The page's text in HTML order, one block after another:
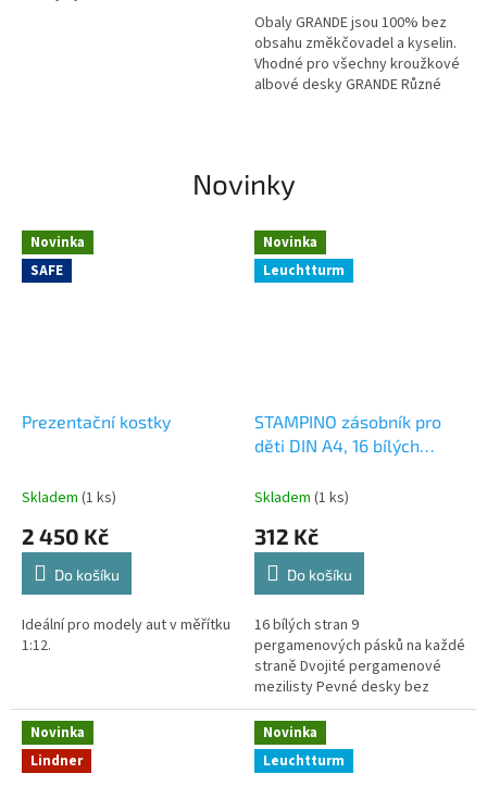
Obaly GRANDE jsou 100% bez
obsahu změkčovadel a kyselin.
Vhodné pro všechny kroužkové
albové desky GRANDE Různé
Novinky
Novinka
SAFE
Prezentační kostky
Skladem (1 ks)
2 450 Kč
Do košíku
Ideální pro modely aut v měřítku
1:12.
Novinka
Leuchtturm
STAMPINO zásobník pro
děti DIN A4, 16 bílých
Skladem (1 ks)
312 Kč
Do košíku
16 bílých stran 9
pergamenových pásků na každé
straně Dvojité pergamenové
mezilisty Pevné desky bez
vatování
Novinka
Lindner
Novinka
Leuchtturm